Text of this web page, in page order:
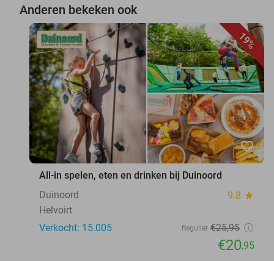
Anderen bekeken ook
19%
favorite_border
All-in spelen, eten en drinken bij Duinoord
Duinoord
9.8 star
Helvoirt
Verkocht: 15.005
Regulier €25,95
€20,95